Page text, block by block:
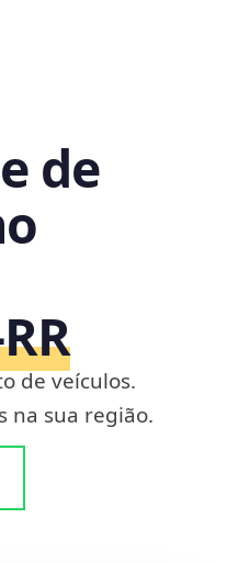
de
de veículos.
na sua região.